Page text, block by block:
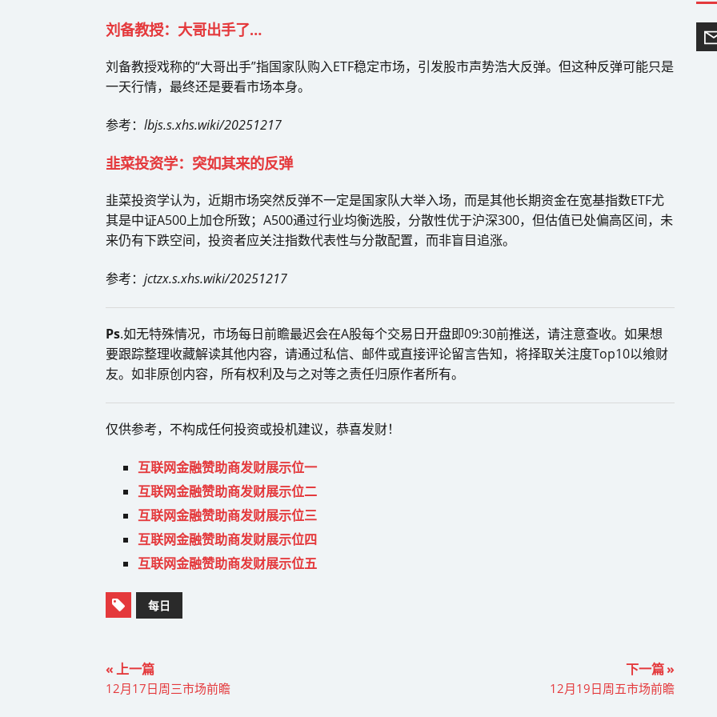
刘备教授：大哥出手了…
刘备教授戏称的“大哥出手”指国家队购入ETF稳定市场，引发股市声势浩大反弹。但这种反弹可能只是
一天行情，最终还是要看市场本身。
参考： lbjs.s.xhs.wiki/20251217
韭菜投资学：突如其来的反弹
韭菜投资学认为，近期市场突然反弹不一定是国家队大举入场，而是其他长期资金在宽基指数ETF尤
其是中证A500上加仓所致；A500通过行业均衡选股，分散性优于沪深300，但估值已处偏高区间，未
来仍有下跌空间，投资者应关注指数代表性与分散配置，而非盲目追涨。
参考： jctzx.s.xhs.wiki/20251217
Ps.如无特殊情况，市场每日前瞻最迟会在A股每个交易日开盘即09:30前推送，请注意查收。如果想
要跟踪整理收藏解读其他内容，请通过私信、邮件或直接评论留言告知，将择取关注度Top10以飨财
友。如非原创内容，所有权利及与之对等之责任归原作者所有。
仅供参考，不构成任何投资或投机建议，恭喜发财！
互联网金融赞助商发财展示位一
互联网金融赞助商发财展示位二
互联网金融赞助商发财展示位三
互联网金融赞助商发财展示位四
互联网金融赞助商发财展示位五
每日
« 上一篇
12月17日周三市场前瞻
下一篇 »
12月19日周五市场前瞻